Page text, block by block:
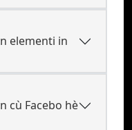
elementi in
cù Facebo hè